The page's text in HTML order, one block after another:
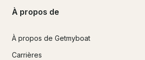
À propos de
À propos de Getmyboat
Carrières